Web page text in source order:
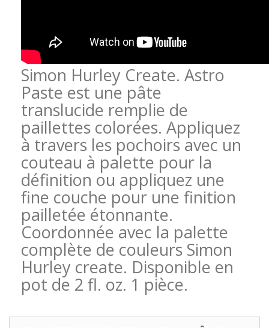
Simon Hurley Create. Astro
Paste est une pâte
translucide remplie de
paillettes colorées. Appliquez
à travers les pochoirs avec un
couteau à palette pour la
définition ou appliquez une
fine couche pour une finition
pailletée étonnante.
Coordonnée avec la palette
complète de couleurs Simon
Hurley create. Disponible en
pot de 2 fl. oz. 1 pièce.